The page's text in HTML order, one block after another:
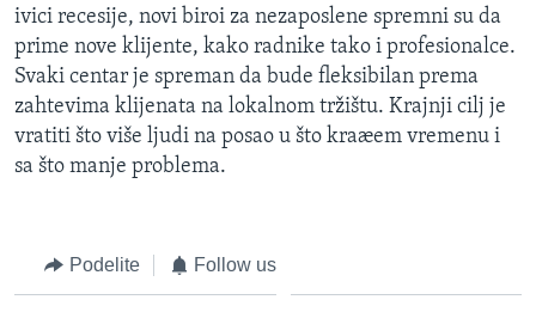
ivici recesije, novi biroi za nezaposlene spremni su da
prime nove klijente, kako radnike tako i profesionalce.
Svaki centar je spreman da bude fleksibilan prema
zahtevima klijenata na lokalnom tržištu. Krajnji cilj je
vratiti što više ljudi na posao u što kraæem vremenu i
sa što manje problema.
Podelite Follow us